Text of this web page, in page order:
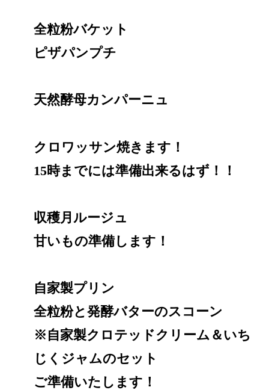
全粒粉バケット
ピザパンプチ
天然酵母カンパーニュ
クロワッサン焼きます！
15時までには準備出来るはず！！
収穫月ルージュ
甘いもの準備します！
自家製プリン
全粒粉と発酵バターのスコーン
※自家製クロテッドクリーム＆いち
じくジャムのセット
ご準備いたします！